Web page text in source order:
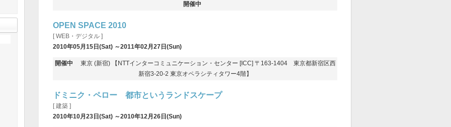
開催中
OPEN SPACE 2010
[ WEB・デジタル ]
2010年05月15日(Sat) ～2011年02月27日(Sun)
開催中 東京 (新宿) 【NTTインターコミュニケーション・センター [ICC] 〒163-1404 東京都新宿区西
新宿3-20-2 東京オペラシティタワー4階】
ドミニク・ペロー 都市というランドスケープ
[ 建築 ]
2010年10月23日(Sat) ～2010年12月26日(Sun)